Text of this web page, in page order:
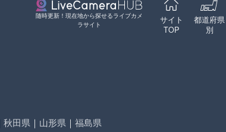
随時更新！現在地から探せるライブカメ
ラサイト
サイト
TOP
都道府県
別
秋田県 ｜ 山形県 ｜ 福島県